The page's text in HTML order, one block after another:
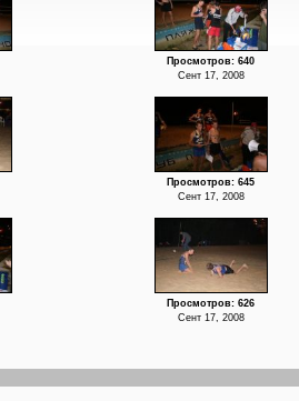
Просмотров: 640
Сент 17, 2008
Просмотров: 645
Сент 17, 2008
Просмотров: 626
Сент 17, 2008